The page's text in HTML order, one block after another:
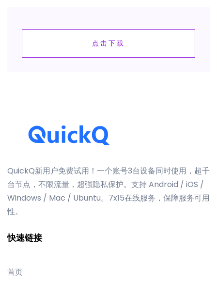
点击下载
QuickQ新用户免费试用！一个账号3台设备同时使用，超千
台节点，不限流量，超强隐私保护。支持 Android / iOS /
Windows / Mac / Ubuntu。7x15在线服务，保障服务可用
性。
快速链接
首页